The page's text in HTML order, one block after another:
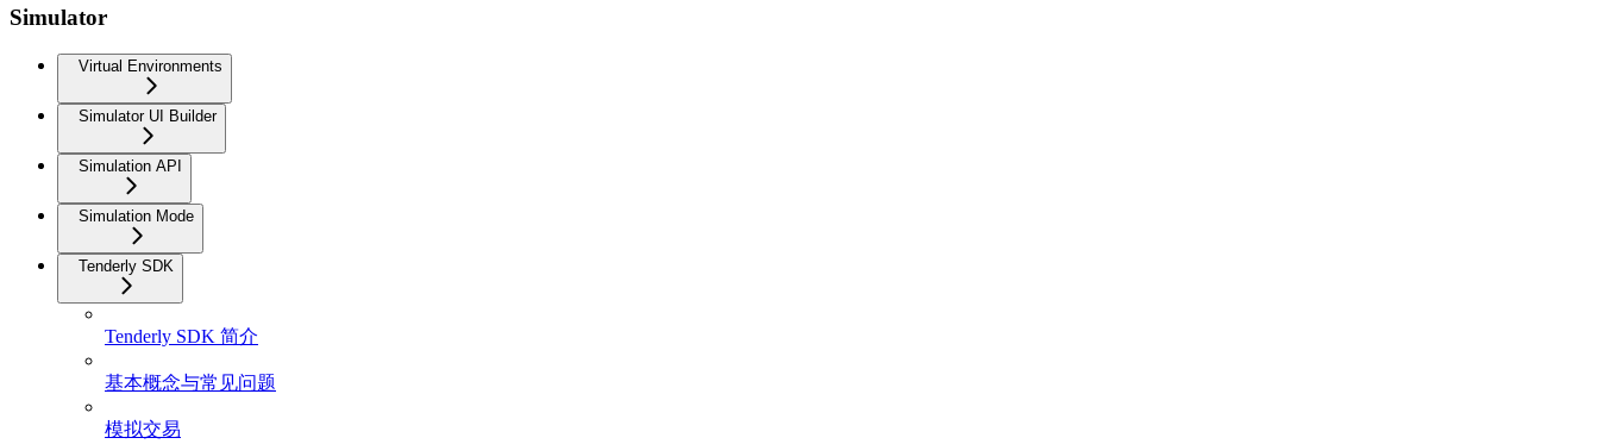
Simulator
Virtual Environments
Simulator UI Builder
Simulation API
Simulation Mode
Tenderly SDK
Tenderly SDK 简介
基本概念与常见问题
模拟交易